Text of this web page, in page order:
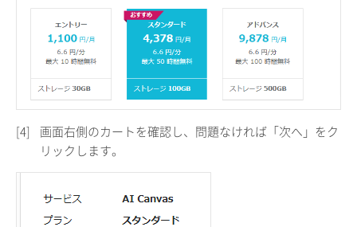
[4]
画面右側のカートを確認し、問題なければ「次へ」をク
リックします。